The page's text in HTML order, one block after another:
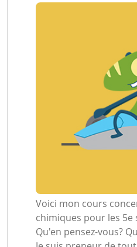
Voici mon cours
chimiques pour les 5e
Qu'en pensez-vous?